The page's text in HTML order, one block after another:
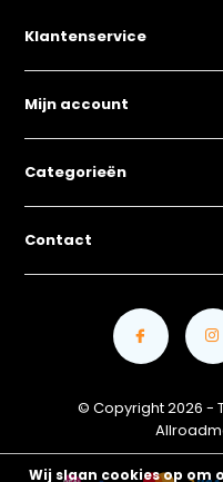
Klantenservice
Mijn account
Categorieën
Contact
© Copyright 2026 -
Wij slaan cookies op om